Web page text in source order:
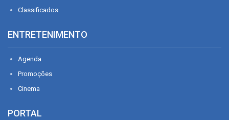
Classificados
ENTRETENIMENTO
Agenda
Promoções
Cinema
PORTAL